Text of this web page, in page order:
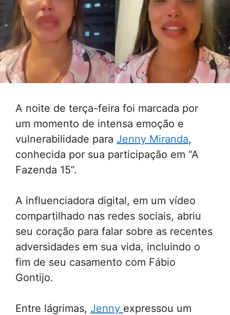
A noite de terça-feira foi marcada por
um momento de intensa emoção e
vulnerabilidade para Jenny Miranda,
conhecida por sua participação em “A
Fazenda 15”.
A influenciadora digital, em um vídeo
compartilhado nas redes sociais, abriu
seu coração para falar sobre as recentes
adversidades em sua vida, incluindo o
fim de seu casamento com Fábio
Gontijo.
Entre lágrimas, Jenny expressou um